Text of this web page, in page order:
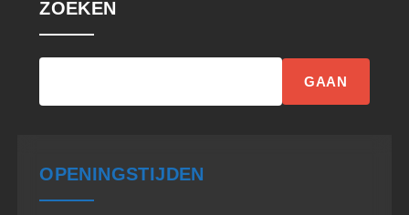
ZOEKEN
GAAN
OPENINGSTIJDEN